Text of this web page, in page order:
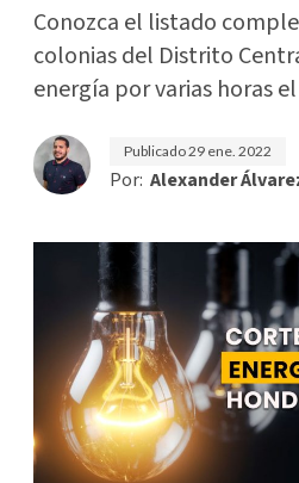
Conozca el listado
colonias del Distrito
energía por varias horas
Publicado29 ene. 2022
Por: Alexander